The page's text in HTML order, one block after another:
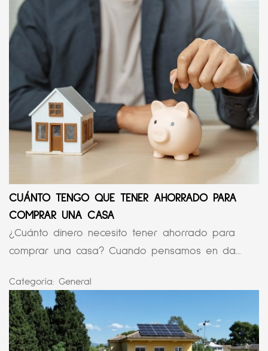
CUÁNTO TENGO QUE TENER AHORRADO PARA
COMPRAR UNA CASA
¿Cuánto dinero necesito tener ahorrado para
comprar una casa? Cuando pensamos en da...
Categoría: General